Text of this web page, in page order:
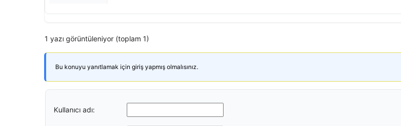
1 yazı görüntüleniyor (toplam 1)
Bu konuyu yanıtlamak için giriş yapmış olmalısınız.
Kullanıcı adı: